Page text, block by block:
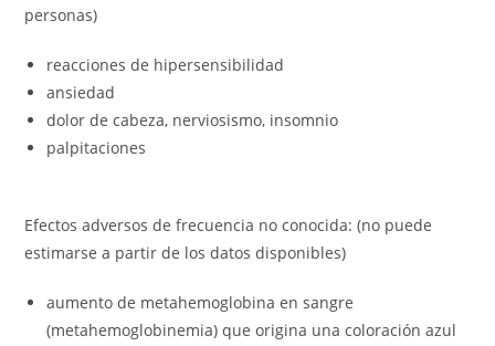
personas)
reacciones de hipersensibilidad
ansiedad
dolor de cabeza, nerviosismo, insomnio
palpitaciones
Efectos adversos de frecuencia no conocida: (no puede
estimarse a partir de los datos disponibles)
aumento de metahemoglobina en sangre
(metahemoglobinemia) que origina una coloración azul